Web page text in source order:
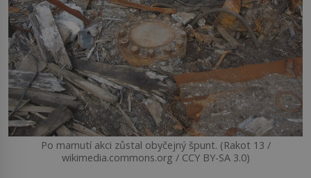
Po mamutí akci zůstal obyčejný špunt. (Rakot 13 /
wikimedia.commons.org / CCY BY-SA 3.0)